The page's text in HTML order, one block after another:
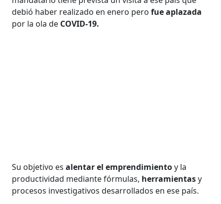
debió haber realizado en enero perofue aplazada
por la ola de COVID-19.
Su objetivo esalentar el emprendimientoy la
productividad mediante fórmulas, herramientasy
procesos investigativos desarrollados en ese país.